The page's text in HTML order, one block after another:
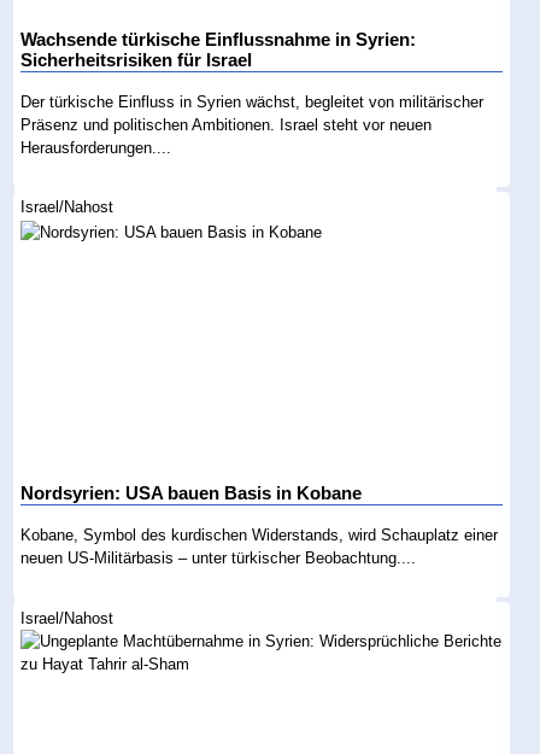
Wachsende türkische Einflussnahme in Syrien:
Sicherheitsrisiken für Israel
Der türkische Einfluss in Syrien wächst, begleitet von militärischer
Präsenz und politischen Ambitionen. Israel steht vor neuen
Herausforderungen....
Israel/Nahost
Nordsyrien: USA bauen Basis in Kobane
Kobane, Symbol des kurdischen Widerstands, wird Schauplatz einer
neuen US-Militärbasis – unter türkischer Beobachtung....
Israel/Nahost